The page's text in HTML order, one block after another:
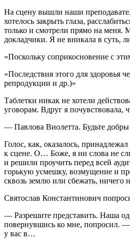
На сцену вышли наши
хотелось закрыть глаза,
только и смотрели прямо на меня.
докладчики. Я не вникала в суть,
«Поскольку соприкосновение с
«Последствия этого для здоровья
репродукции и др.)»
Таблетки никак не хотели
уговорам. Вдруг я почувствовала,
— Павлова Виолетта. Будьте
Голос, как, оказалось,
к сцене. О… Боже, я ни слова не
и решили проучить перед всей
горькую усмешку, возмущение и
сквозь землю или сбежать, ничего
Святослав Константинович
— Разрешите представить. Наша
повернувшись ко мне, попросил. —
у вас в…